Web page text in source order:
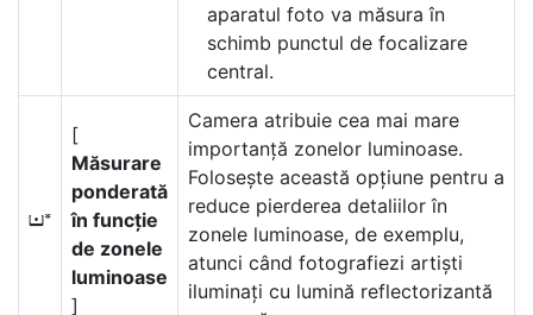
aparatul foto va măsura în
schimb punctul de focalizare
central.
t
[
Măsurare
ponderată
în funcție
de zonele
luminoase
]
Camera atribuie cea mai mare
importanță zonelor luminoase.
Folosește această opțiune pentru a
reduce pierderea detaliilor în
zonele luminoase, de exemplu,
atunci când fotografiezi artiști
iluminați cu lumină reflectorizantă